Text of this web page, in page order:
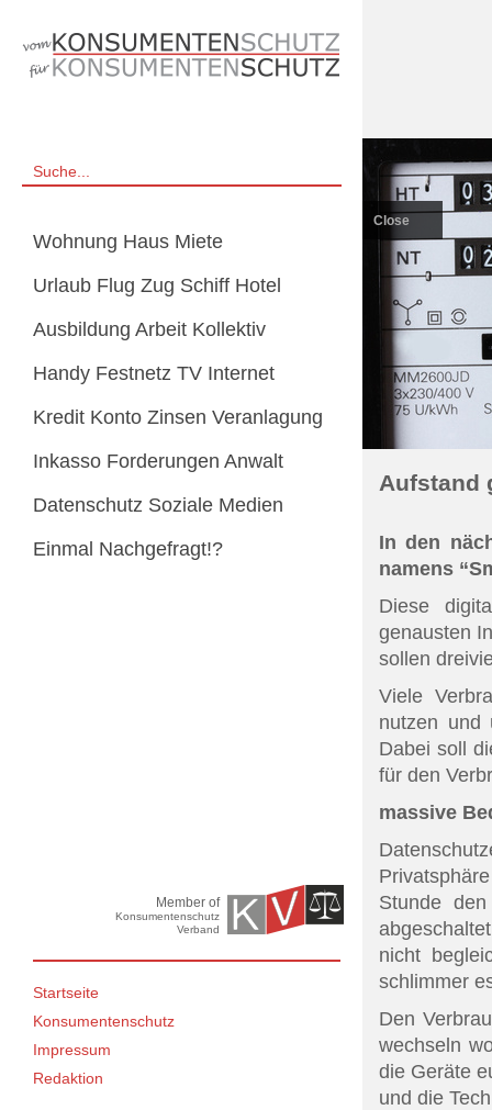
Wohnung Haus Miete
Urlaub Flug Zug Schiff Hotel
Ausbildung Arbeit Kollektiv
Handy Festnetz TV Internet
Kredit Konto Zinsen Veranlagung
Inkasso Forderungen Anwalt
Datenschutz Soziale Medien
Einmal Nachgefragt!?
Member of
Konsumentenschutz
Verband
Startseite
Konsumentenschutz
Impressum
Redaktion
Close
Aufstand
In den
namens
Diese
genausten
sollen
Viele
nutzen und
Dabei soll
für den
massive
Stunde
nicht
schlimmer
Den
wechseln
die Geräte
und die